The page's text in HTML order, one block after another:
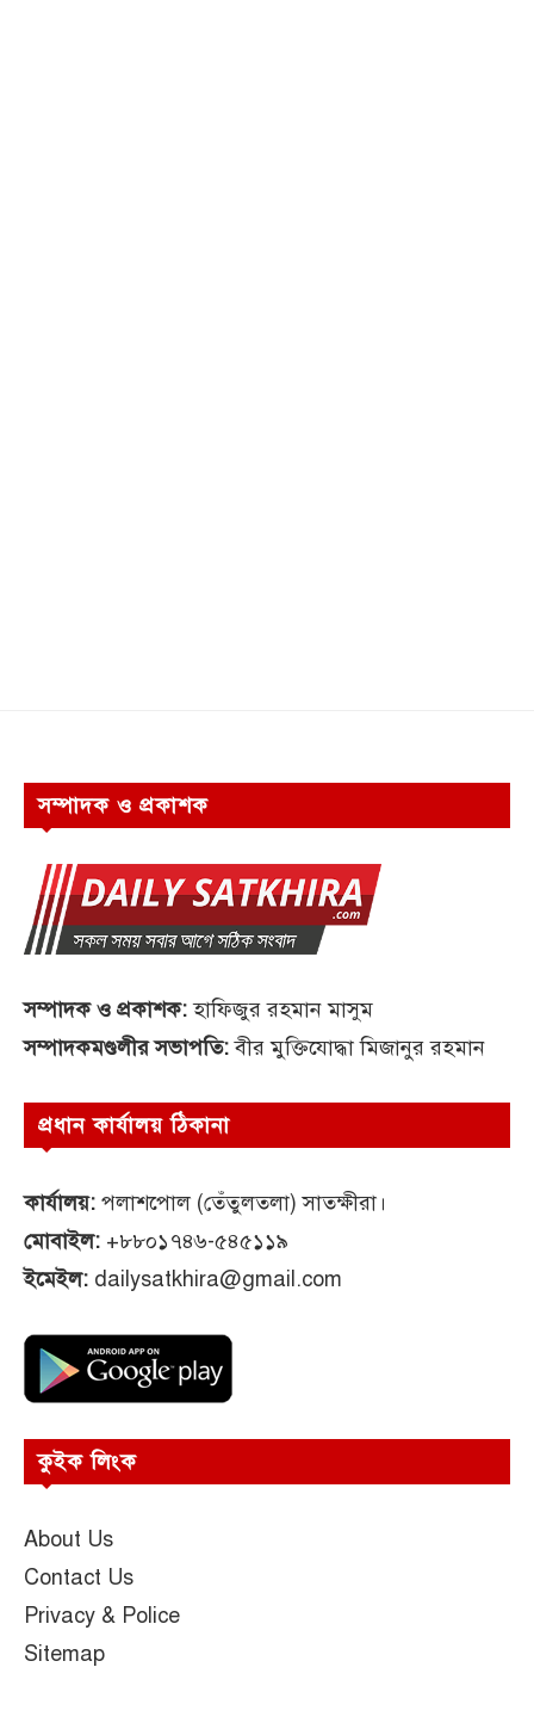
সম্পাদক ও প্রকাশক
সম্পাদক ও প্রকাশক:হাফিজুর রহমান মাসুম
সম্পাদকমণ্ডলীর সভাপতি:বীর মুক্তিযোদ্ধা মিজানুর রহমান
প্রধান কার্যালয় ঠিকানা
কার্যালয়: পলাশপোল (তেঁতুলতলা) সাতক্ষীরা।
মোবাইল: +৮৮০১৭৪৬-৫৪৫১১৯
ইমেইল: dailysatkhira@gmail.com
কুইক লিংক
About Us
Contact Us
Privacy & Police
Sitemap